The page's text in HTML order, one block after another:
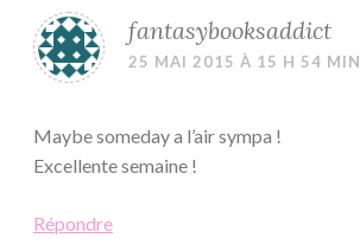
fantasybooksaddict
25 MAI 2015 À 15 H 54 MIN
Maybe someday a l’air sympa !
Excellente semaine !
Répondre